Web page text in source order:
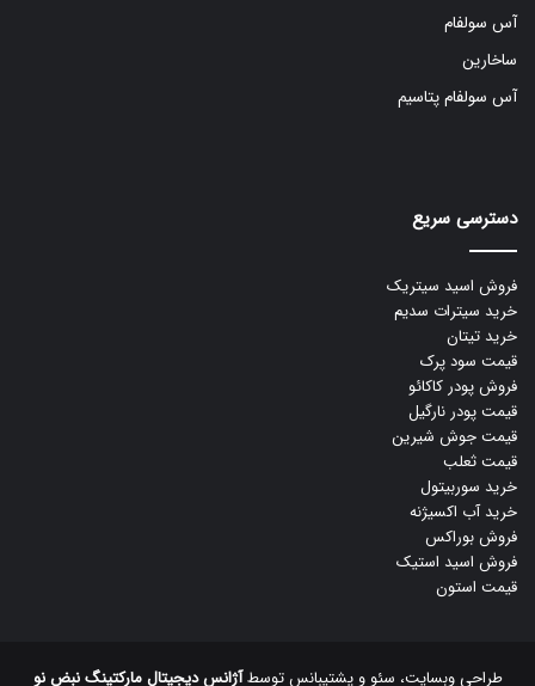
آس سولفام
ساخارین
آس سولفام پتاسیم
دسترسی سریع
فروش اسید سیتریک
خرید سیترات سدیم
خرید تیتان
قیمت سود پرک
فروش پودر کاکائو
قیمت پودر نارگیل
قیمت جوش شیرین
قیمت ثعلب
خرید سوربیتول
خرید آب اکسیژنه
فروش بوراکس
فروش اسید استیک
قیمت استون
طراحی وبسایت، سئو و پشتیبانس توسطآژانس دیجیتال مارکتینگ نبض نو